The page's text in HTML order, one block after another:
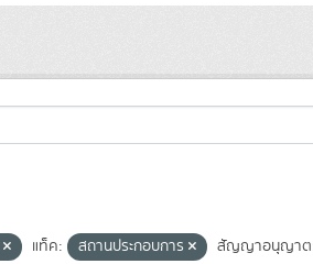
แท็ค: สถานประกอบการ
สัญญาอนุญา